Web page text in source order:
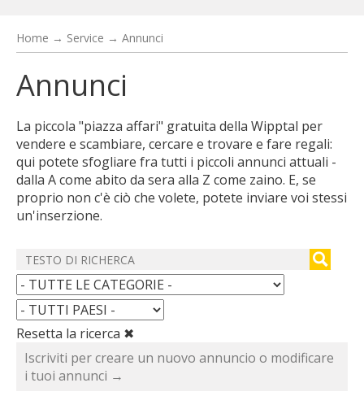
Home → Service → Annunci
Annunci
La piccola "piazza affari" gratuita della Wipptal per
vendere e scambiare, cercare e trovare e fare regali:
qui potete sfogliare fra tutti i piccoli annunci attuali -
dalla A come abito da sera alla Z come zaino. E, se
proprio non c'è ciò che volete, potete inviare voi stessi
un'inserzione.
Resetta la ricerca ✖
Iscriviti per creare un nuovo annuncio o modificare
i tuoi annunci →